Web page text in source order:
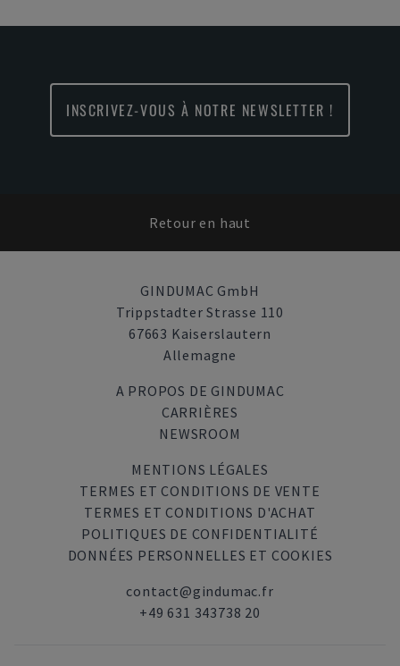
INSCRIVEZ-VOUS À NOTRE NEWSLETTER !
Retour en haut
GINDUMAC GmbH
Trippstadter Strasse 110
67663 Kaiserslautern
Allemagne
A PROPOS DE GINDUMAC
CARRIÈRES
NEWSROOM
MENTIONS LÉGALES
TERMES ET CONDITIONS DE VENTE
TERMES ET CONDITIONS D'ACHAT
POLITIQUES DE CONFIDENTIALITÉ
DONNÉES PERSONNELLES ET COOKIES
contact@gindumac.fr
+49 631 343738 20